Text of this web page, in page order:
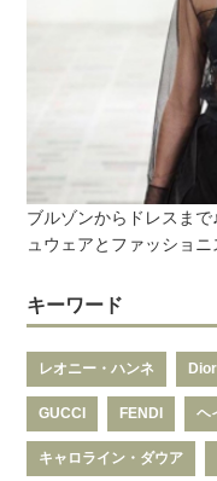
ブルゾンからドレスま
ュウェアとファッショ
キーワード
レオニー・ハンネ Dior
GUCCI FENDI ヘ
キャロライン・ダウア